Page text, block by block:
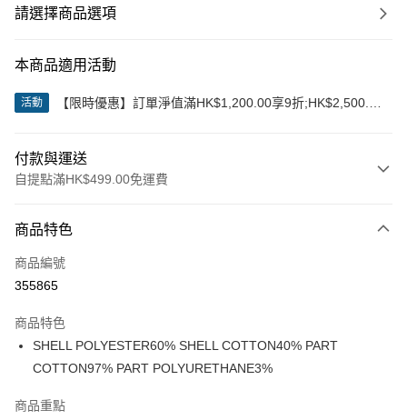
請選擇商品選項
本商品適用活動
活動
【限時優惠】訂單淨值滿HK$1,200.00享9折;HK$2,500.00
付款與運送
自提點滿HK$499.00免運費
信用卡
Apple Pay
AlipayHK
WeChat Pay
商品特色
商品編號
355865
商品特色
SHELL POLYESTER60% SHELL COTTON40% PART
COTTON97% PART POLYURETHANE3%
商品重點